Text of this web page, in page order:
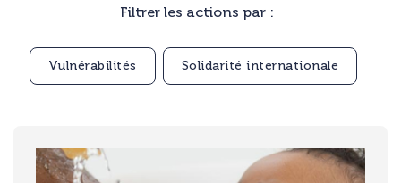
Filtrer les actions par :
Vulnérabilités Solidarité internationale
Image